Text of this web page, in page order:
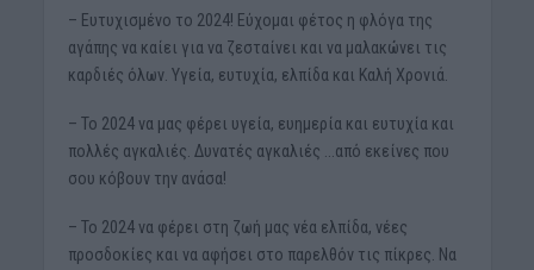
– Ευτυχισμένο το 2024! Εύχομαι φέτος η φλόγα της
αγάπης να καίει για να ζεσταίνει και να μαλακώνει τις
καρδιές όλων. Υγεία, ευτυχία, ελπίδα και Καλή Χρονιά.
– Το 2024 να μας φέρει υγεία, ευημερία και ευτυχία και
πολλές αγκαλιές. Δυνατές αγκαλιές …από εκείνες που
σου κόβουν την ανάσα!
– Το 2024 να φέρει στη ζωή μας νέα ελπίδα, νέες
προσδοκίες και να αφήσει στο παρελθόν τις πίκρες. Να